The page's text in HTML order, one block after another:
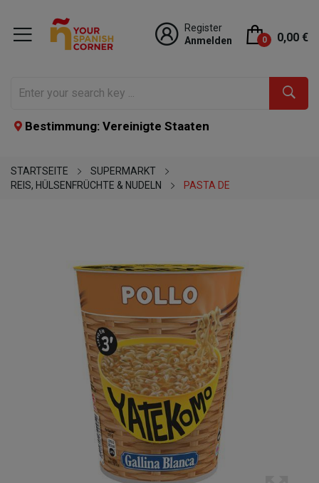
Register
Anmelden
0 0,00 €
Bestimmung: Vereinigte Staaten
STARTSEITE
SUPERMARKT
REIS, HÜLSENFRÜCHTE & NUDELN
PASTA DE